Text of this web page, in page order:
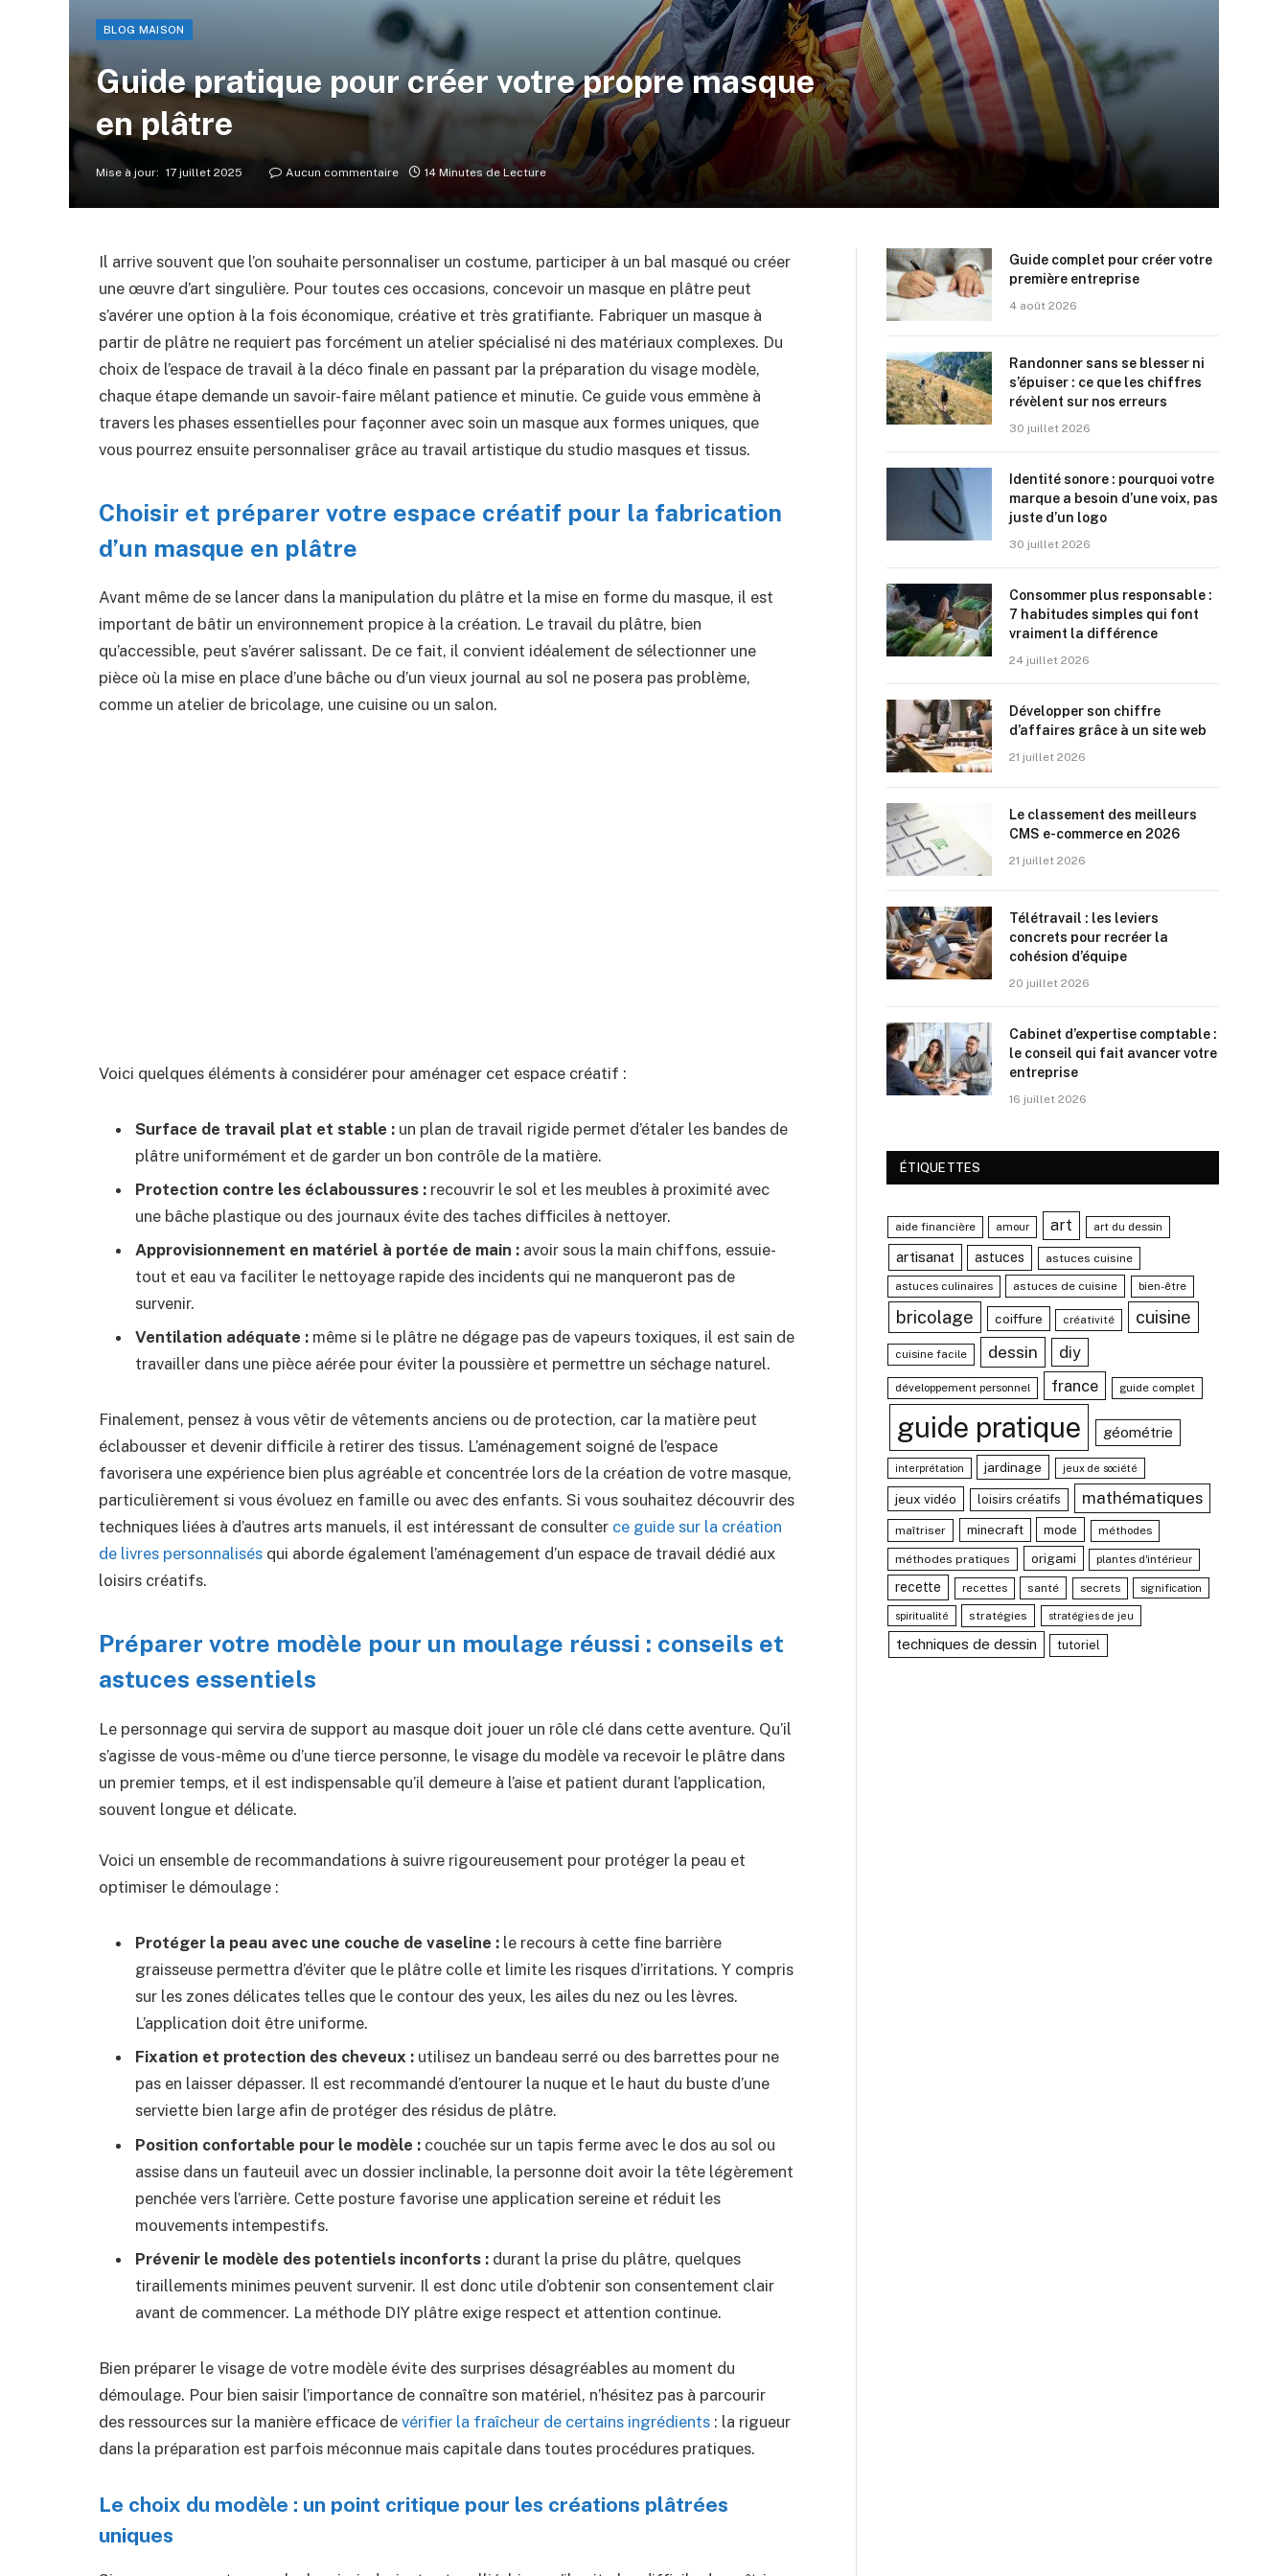
BLOG MAISON
Guide pratique pour créer votre propre masque
en plâtre
Mise à jour: 17 juillet 2025 Aucun commentaire 14 Minutes de Lecture
Il arrive souvent que l’on souhaite personnaliser un costume, participer à un bal masqué ou créer
une œuvre d’art singulière. Pour toutes ces occasions, concevoir un masque en plâtre peut
s’avérer une option à la fois économique, créative et très gratifiante. Fabriquer un masque à
partir de plâtre ne requiert pas forcément un atelier spécialisé ni des matériaux complexes. Du
choix de l’espace de travail à la déco finale en passant par la préparation du visage modèle,
chaque étape demande un savoir-faire mêlant patience et minutie. Ce guide vous emmène à
travers les phases essentielles pour façonner avec soin un masque aux formes uniques, que
vous pourrez ensuite personnaliser grâce au travail artistique du studio masques et tissus.
Choisir et préparer votre espace créatif pour la fabrication
d’un masque en plâtre
Avant même de se lancer dans la manipulation du plâtre et la mise en forme du masque, il est
important de bâtir un environnement propice à la création. Le travail du plâtre, bien
qu’accessible, peut s’avérer salissant. De ce fait, il convient idéalement de sélectionner une
pièce où la mise en place d’une bâche ou d’un vieux journal au sol ne posera pas problème,
comme un atelier de bricolage, une cuisine ou un salon.
Voici quelques éléments à considérer pour aménager cet espace créatif :
Surface de travail plat et stable : un plan de travail rigide permet d’étaler les bandes de
plâtre uniformément et de garder un bon contrôle de la matière.
Protection contre les éclaboussures : recouvrir le sol et les meubles à proximité avec
une bâche plastique ou des journaux évite des taches difficiles à nettoyer.
Approvisionnement en matériel à portée de main : avoir sous la main chiffons, essuie-
tout et eau va faciliter le nettoyage rapide des incidents qui ne manqueront pas de
survenir.
Ventilation adéquate : même si le plâtre ne dégage pas de vapeurs toxiques, il est sain de
travailler dans une pièce aérée pour éviter la poussière et permettre un séchage naturel.
Finalement, pensez à vous vêtir de vêtements anciens ou de protection, car la matière peut
éclabousser et devenir difficile à retirer des tissus. L’aménagement soigné de l’espace
favorisera une expérience bien plus agréable et concentrée lors de la création de votre masque,
particulièrement si vous évoluez en famille ou avec des enfants. Si vous souhaitez découvrir des
techniques liées à d’autres arts manuels, il est intéressant de consulter ce guide sur la création
de livres personnalisés qui aborde également l’aménagement d’un espace de travail dédié aux
loisirs créatifs.
Préparer votre modèle pour un moulage réussi : conseils et
astuces essentiels
Le personnage qui servira de support au masque doit jouer un rôle clé dans cette aventure. Qu’il
s’agisse de vous-même ou d’une tierce personne, le visage du modèle va recevoir le plâtre dans
un premier temps, et il est indispensable qu’il demeure à l’aise et patient durant l’application,
souvent longue et délicate.
Voici un ensemble de recommandations à suivre rigoureusement pour protéger la peau et
optimiser le démoulage :
Protéger la peau avec une couche de vaseline : le recours à cette fine barrière
graisseuse permettra d’éviter que le plâtre colle et limite les risques d’irritations. Y compris
sur les zones délicates telles que le contour des yeux, les ailes du nez ou les lèvres.
L’application doit être uniforme.
Fixation et protection des cheveux : utilisez un bandeau serré ou des barrettes pour ne
pas en laisser dépasser. Il est recommandé d’entourer la nuque et le haut du buste d’une
serviette bien large afin de protéger des résidus de plâtre.
Position confortable pour le modèle : couchée sur un tapis ferme avec le dos au sol ou
assise dans un fauteuil avec un dossier inclinable, la personne doit avoir la tête légèrement
penchée vers l’arrière. Cette posture favorise une application sereine et réduit les
mouvements intempestifs.
Prévenir le modèle des potentiels inconforts : durant la prise du plâtre, quelques
tiraillements minimes peuvent survenir. Il est donc utile d’obtenir son consentement clair
avant de commencer. La méthode DIY plâtre exige respect et attention continue.
Bien préparer le visage de votre modèle évite des surprises désagréables au moment du
démoulage. Pour bien saisir l’importance de connaître son matériel, n’hésitez pas à parcourir
des ressources sur la manière efficace de vérifier la fraîcheur de certains ingrédients : la rigueur
dans la préparation est parfois méconnue mais capitale dans toutes procédures pratiques.
Le choix du modèle : un point critique pour les créations plâtrées
uniques
Guide complet pour créer votre
première entreprise
4 août 2026
Randonner sans se blesser ni
s’épuiser : ce que les chiffres
révèlent sur nos erreurs
30 juillet 2026
Identité sonore : pourquoi votre
marque a besoin d’une voix, pas
juste d’un logo
30 juillet 2026
Consommer plus responsable :
7 habitudes simples qui font
vraiment la différence
24 juillet 2026
Développer son chiffre
d’affaires grâce à un site web
21 juillet 2026
Le classement des meilleurs
CMS e-commerce en 2026
21 juillet 2026
Télétravail : les leviers
concrets pour recréer la
cohésion d’équipe
20 juillet 2026
Cabinet d’expertise comptable :
le conseil qui fait avancer votre
entreprise
16 juillet 2026
ÉTIQUETTES
aide financière amour art art du dessin
artisanat astuces astuces cuisine
astuces culinaires astuces de cuisine bien-être
bricolage coiffure créativité cuisine
cuisine facile dessin diy
développement personnel france guide complet
guide pratique géométrie
interprétation jardinage jeux de société
jeux vidéo loisirs créatifs mathématiques
maîtriser minecraft mode méthodes
méthodes pratiques origami plantes d'intérieur
recette recettes santé secrets signification
spiritualité stratégies stratégies de jeu
techniques de dessin tutoriel